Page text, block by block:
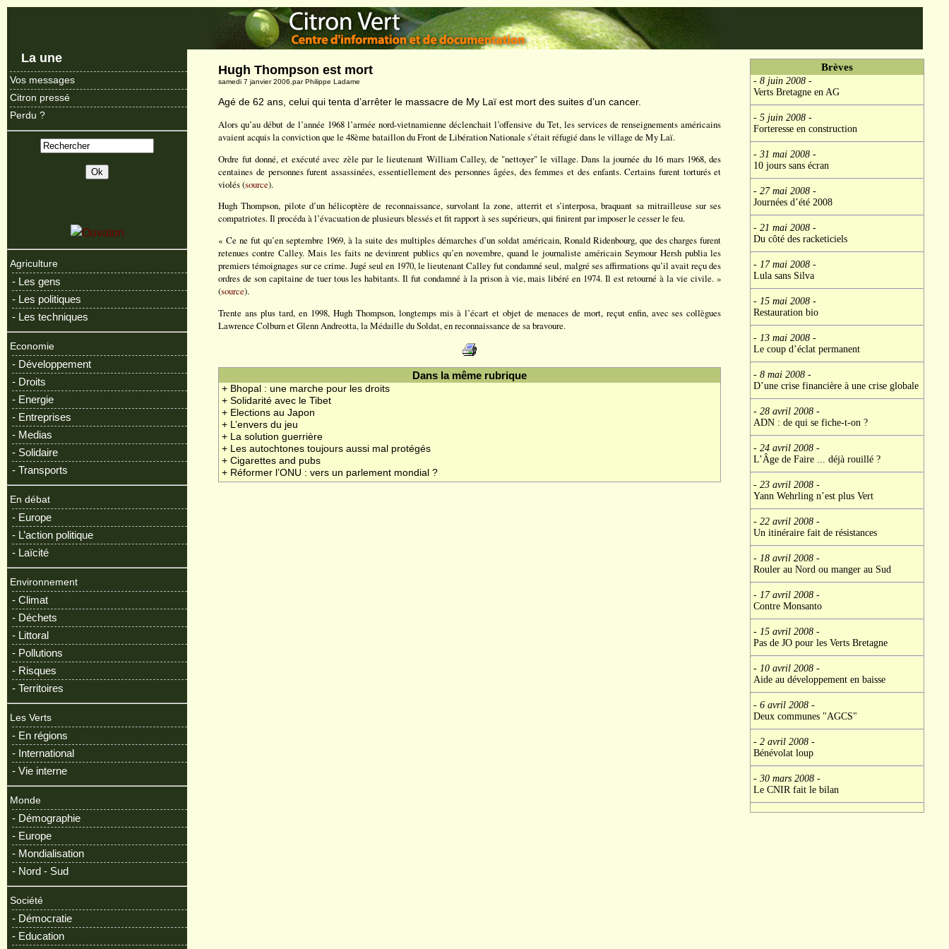
La une
Vos messages
Citron pressé
Perdu ?
Agriculture
- Les gens
- Les politiques
- Les techniques
Economie
- Développement
- Droits
- Energie
- Entreprises
- Medias
- Solidaire
- Transports
En débat
- Europe
- L’action politique
- Laïcité
Environnement
- Climat
- Déchets
- Littoral
- Pollutions
- Risques
- Territoires
Les Verts
- En régions
- International
- Vie interne
Monde
- Démographie
- Europe
- Mondialisation
- Nord - Sud
Société
- Démocratie
- Education
Hugh Thompson est mort
samedi 7 janvier 2006.par Philippe Ladame
Agé de 62 ans, celui qui tenta d’arrêter le massacre de My Laï est mort des suites d’un cancer.
Alors qu’au début de l’année 1968 l’armée nord-vietnamienne déclenchait l’offensive du Tet, les services de renseignements américains
avaient acquis la conviction que le 48ème bataillon du Front de Libération Nationale s’était réfugié dans le village de My Laï.
Ordre fut donné, et exécuté avec zèle par le lieutenant William Calley, de "nettoyer" le village. Dans la journée du 16 mars 1968, des
centaines de personnes furent assassinées, essentiellement des personnes âgées, des femmes et des enfants. Certains furent torturés et
violés (source).
Hugh Thompson, pilote d’un hélicoptère de reconnaissance, survolant la zone, atterrit et s’interposa, braquant sa mitrailleuse sur ses
compatriotes. Il procéda à l’évacuation de plusieurs blessés et fit rapport à ses supérieurs, qui finirent par imposer le cesser le feu.
« Ce ne fut qu’en septembre 1969, à la suite des multiples démarches d’un soldat américain, Ronald Ridenbourg, que des charges furent
retenues contre Calley. Mais les faits ne devinrent publics qu’en novembre, quand le journaliste américain Seymour Hersh publia les
premiers témoignages sur ce crime. Jugé seul en 1970, le lieutenant Calley fut condamné seul, malgré ses affirmations qu’il avait reçu des
ordres de son capitaine de tuer tous les habitants. Il fut condamné à la prison à vie, mais libéré en 1974. Il est retourné à la vie civile. »
(source).
Trente ans plus tard, en 1998, Hugh Thompson, longtemps mis à l’écart et objet de menaces de mort, reçut enfin, avec ses collègues
Lawrence Colburn et Glenn Andreotta, la Médaille du Soldat, en reconnaissance de sa bravoure.
Dans la même rubrique
+ Bhopal : une marche pour les droits
+ Solidarité avec le Tibet
+ Elections au Japon
+ L’envers du jeu
+ La solution guerrière
+ Les autochtones toujours aussi mal protégés
+ Cigarettes and pubs
+ Réformer l’ONU : vers un parlement mondial ?
Brèves
- 8 juin 2008-
Verts Bretagne en AG
- 5 juin 2008-
Forteresse en construction
- 31 mai 2008-
10 jours sans écran
- 27 mai 2008-
Journées d’été 2008
- 21 mai 2008-
Du côté des racketiciels
- 17 mai 2008-
Lula sans Silva
- 15 mai 2008-
Restauration bio
- 13 mai 2008-
Le coup d’éclat permanent
- 8 mai 2008-
D’une crise financière à une crise globale
- 28 avril 2008-
ADN : de qui se fiche-t-on ?
- 24 avril 2008-
L’Âge de Faire ... déjà rouillé ?
- 23 avril 2008-
Yann Wehrling n’est plus Vert
- 22 avril 2008-
Un itinéraire fait de résistances
- 18 avril 2008-
Rouler au Nord ou manger au Sud
- 17 avril 2008-
Contre Monsanto
- 15 avril 2008-
Pas de JO pour les Verts Bretagne
- 10 avril 2008-
Aide au développement en baisse
- 6 avril 2008-
Deux communes "AGCS"
- 2 avril 2008-
Bénévolat loup
- 30 mars 2008-
Le CNIR fait le bilan